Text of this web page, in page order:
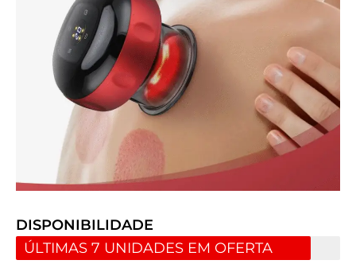
DISPONIBILIDADE
ÚLTIMAS 7 UNIDADES EM OFERTA